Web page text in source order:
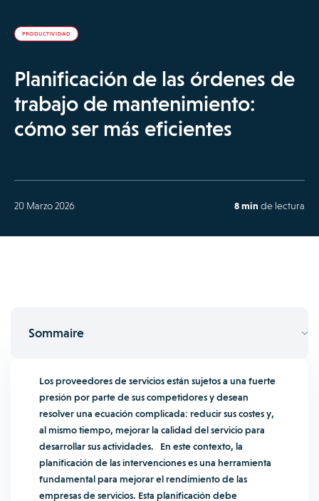
PRODUCTIVIDAD
Planificación de las órdenes de
trabajo de mantenimiento:
cómo ser más eficientes
20 Marzo 2026 8 min de lectura
Sommaire
Los proveedores de servicios están sujetos a una fuerte
presión por parte de sus competidores y desean
resolver una ecuación complicada: reducir sus costes y,
al mismo tiempo, mejorar la calidad del servicio para
desarrollar sus actividades. En este contexto, la
planificación de las intervenciones es una herramienta
fundamental para mejorar el rendimiento de las
empresas de servicios. Esta planificación debe